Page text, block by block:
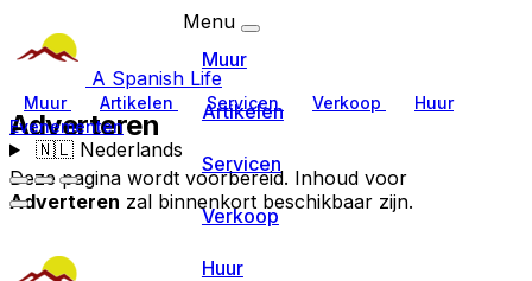
A Spanish Life
Muur Artikelen Servicen Verkoop
Huur
Evenementen
🇳🇱Nederlands
Menu
Muur
Artikelen
Servicen
Verkoop
Huur
Adverteren
Deze pagina wordt voorbereid. Inhoud voor
Adverteren zal binnenkort beschikbaar zijn.